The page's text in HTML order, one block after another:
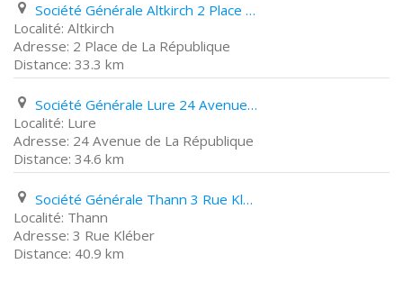
Société Générale Altkirch 2 Place de La République
Altkirch
2 Place de La République
33.3 km
Société Générale Lure 24 Avenue de La République
Lure
24 Avenue de La République
34.6 km
Société Générale Thann 3 Rue Kléber
Thann
3 Rue Kléber
40.9 km